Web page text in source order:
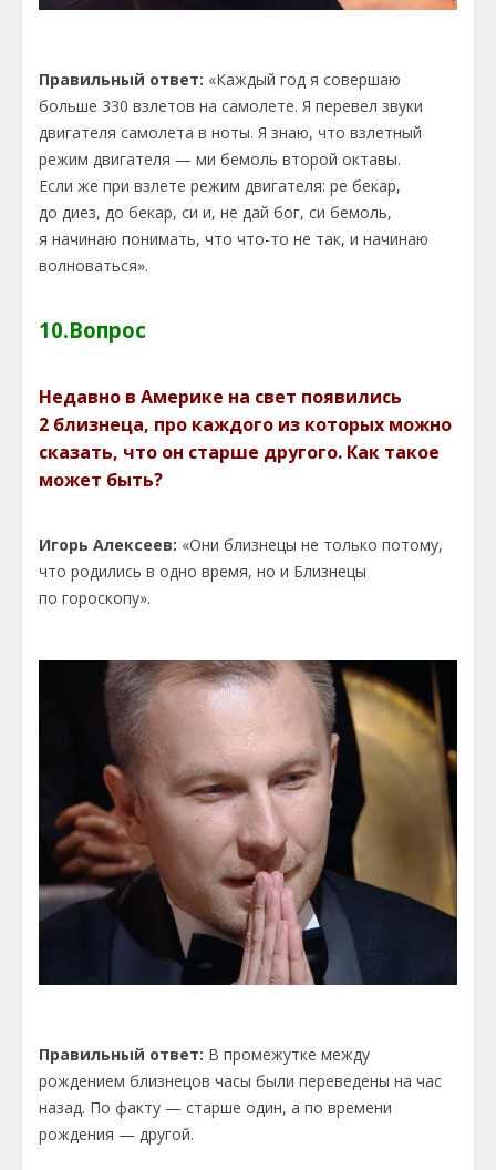
Правильный ответ: «Каждый год я совершаю
больше 330 взлетов на самолете. Я перевел звуки
двигателя самолета в ноты. Я знаю, что взлетный
режим двигателя — ми бемоль второй октавы.
Если же при взлете режим двигателя: ре бекар,
до диез, до бекар, си и, не дай бог, си бемоль,
я начинаю понимать, что что-то не так, и начинаю
волноваться».
10.Вопрос
Недавно в Америке на свет появились
2 близнеца, про каждого из которых можно
сказать, что он старше другого. Как такое
может быть?
Игорь Алексеев: «Они близнецы не только потому,
что родились в одно время, но и Близнецы
по гороскопу».
Правильный ответ: В промежутке между
рождением близнецов часы были переведены на час
назад. По факту — старше один, а по времени
рождения — другой.